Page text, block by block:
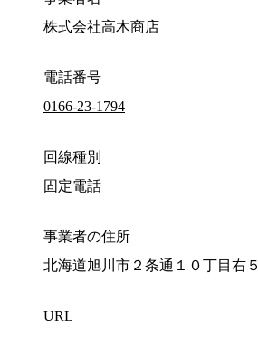
株式会社高木商店
電話番号
0166-23-1794
回線種別
固定電話
事業者の住所
北海道旭川市２条通１０丁目右５
URL